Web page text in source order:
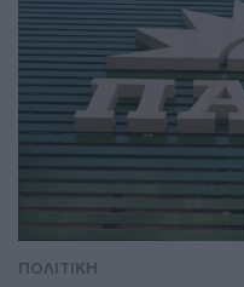
ΠΟΛΙΤΙΚΗ